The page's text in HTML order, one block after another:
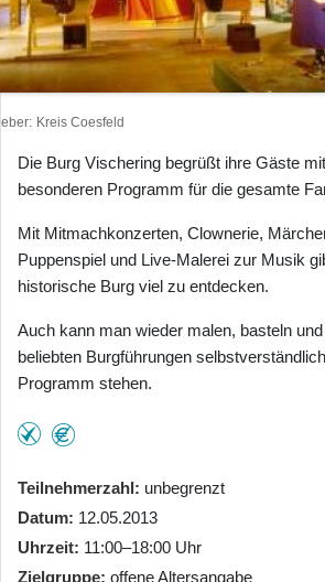
Kreis Coesfeld
Die Burg Vischering begrüßt ihre Gäste
besonderen Programm für die gesamte
Mit Mitmachkonzerten, Clownerie,
Puppenspiel und Live-Malerei zur Musik
historische Burg viel zu entdecken.
Auch kann man wieder malen, basteln
beliebten Burgführungen
Programm stehen.
Teilnehmerzahl
unbegrenzt
Datum 12.05.2013
Uhrzeit 11:00–18:00 Uhr
Zielgruppe offene Altersangabe